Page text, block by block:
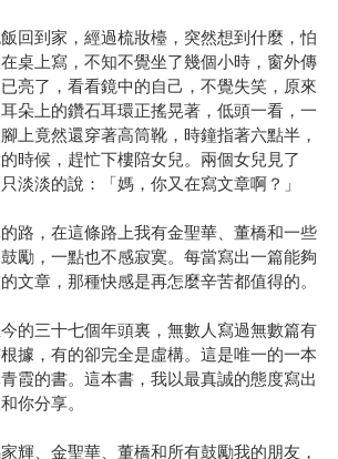
回到家，經過梳妝檯，突然想到什麼，怕
桌上寫，不知不覺坐了幾個小時，窗外傳
亮了，看看鏡中的自己，不覺失笑，原來
朵上的鑽石耳環正搖晃著，低頭一看，一
上竟然還穿著高筒靴，時鐘指著六點半，
時候，趕忙下樓陪女兒。兩個女兒見了
淡淡的說：「媽，你又在寫文章啊？」
路，在這條路上我有金聖華、董橋和一些
勵，一點也不感寂寞。每當寫出一篇能夠
文章，那種快感是再怎麼辛苦都值得的。
的三十七個年頭裏，無數人寫過無數篇有
據，有的卻完全是虛構。這是唯一的一本
霞的書。這本書，我以最真誠的態度寫出
你分享。
輝、金聖華、董橋和所有鼓勵我的朋友，